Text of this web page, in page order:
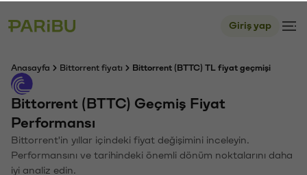
Giriş yap
Anasayfa Bittorrent fiyatı Bittorrent (BTTC) TL fiyat geçmişi
Bittorrent (BTTC) Geçmiş Fiyat
Performansı
Bittorrent'in yıllar içindeki fiyat değişimini inceleyin.
Performansını ve tarihindeki önemli dönüm noktalarını daha
iyi analiz edin.